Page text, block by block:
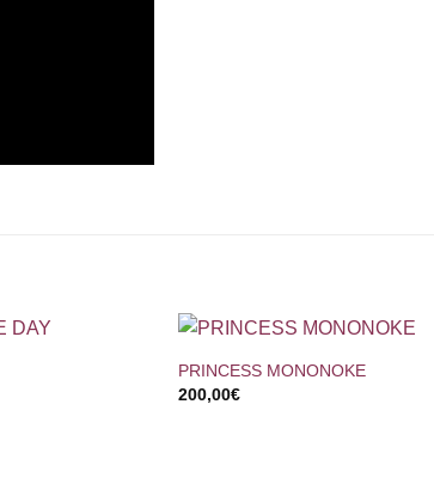
+
PRINCESS MONONOKE
200,00€